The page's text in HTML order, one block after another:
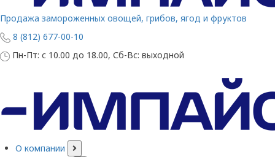
Продажа замороженных овощей, грибов, ягод и фруктов
8 (812) 677-00-10
Пн-Пт: с 10.00 до 18.00, Сб-Вс: выходной
О компании